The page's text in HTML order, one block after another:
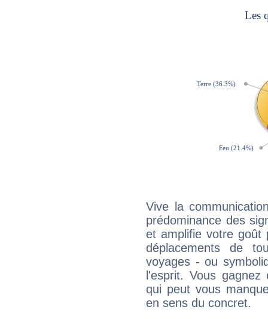
Vive la
prédominance des
et amplifie votre goût
déplacements de
voyages - ou
l'esprit. Vous
qui peut vous
en sens du concret.